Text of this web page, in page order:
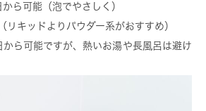
から可能（泡でやさしく）
リキッドよりパウダー系がおすすめ）
から可能ですが、熱いお湯や長風呂は避け